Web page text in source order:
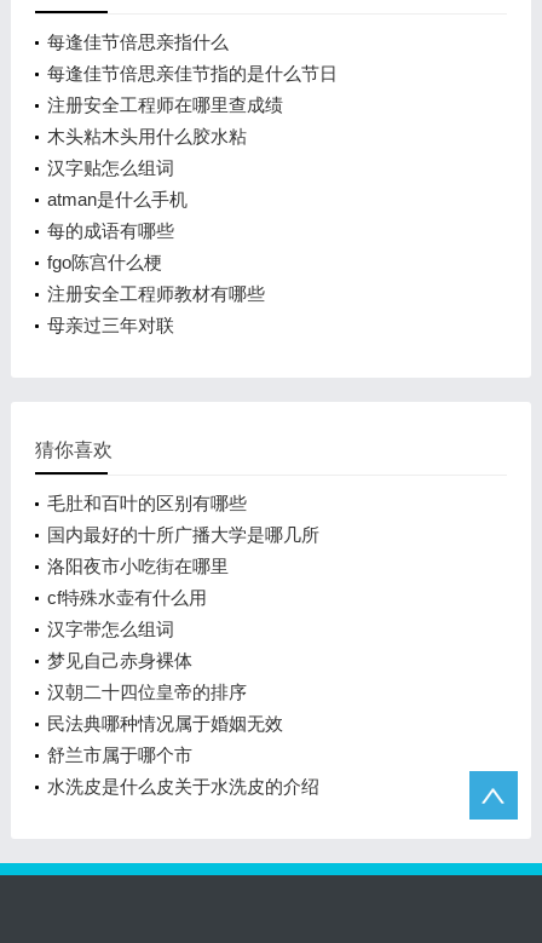
每逢佳节倍思亲指什么
每逢佳节倍思亲佳节指的是什么节日
注册安全工程师在哪里查成绩
木头粘木头用什么胶水粘
汉字贴怎么组词
atman是什么手机
每的成语有哪些
fgo陈宫什么梗
注册安全工程师教材有哪些
母亲过三年对联
猜你喜欢
毛肚和百叶的区别有哪些
国内最好的十所广播大学是哪几所
洛阳夜市小吃街在哪里
cf特殊水壶有什么用
汉字带怎么组词
梦见自己赤身裸体
汉朝二十四位皇帝的排序
民法典哪种情况属于婚姻无效
舒兰市属于哪个市
水洗皮是什么皮关于水洗皮的介绍